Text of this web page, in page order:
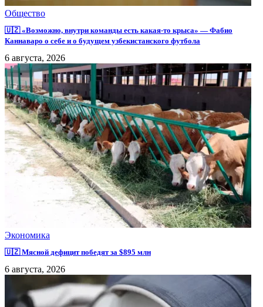
Общество
🇺🇿 «Возможно, внутри команды есть какая-то крыса» — Фабио
Каннаваро о себе и о будущем узбекистанского футбола
6 августа, 2026
Экономика
🇺🇿 Мясной дефицит победят за $895 млн
6 августа, 2026